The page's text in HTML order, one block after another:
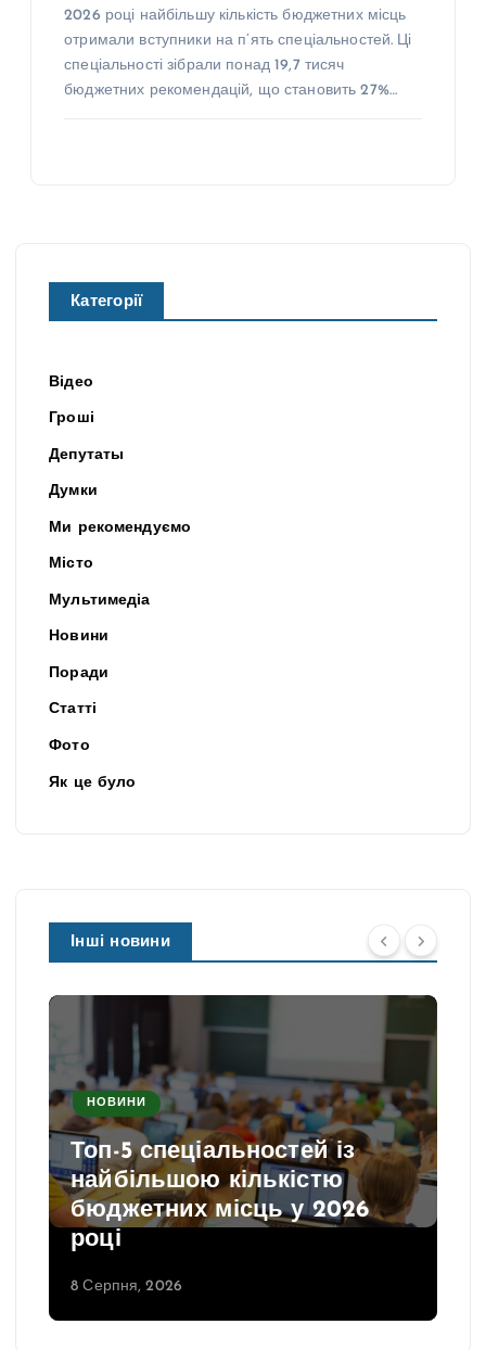
2026 році найбільшу кількість бюджетних місць
отримали вступники на п’ять спеціальностей. Ці
спеціальності зібрали понад 19,7 тисяч
бюджетних рекомендацій, що становить 27%…
Категорії
Відео
Гроші
Депутаты
Думки
Ми рекомендуємо
Місто
Мультимедіа
Новини
Поради
Статті
Фото
Як це було
Інші новини
НОВИНИ
Топ-5 спеціальностей із
найбільшою кількістю
бюджетних місць у 2026
році
8 Серпня, 2026